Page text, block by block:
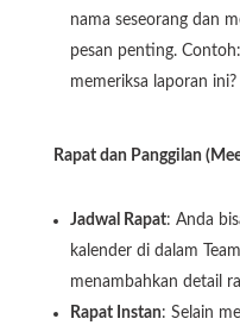
nama seseorang dan
pesan penting.
memeriksa laporan ini?
Rapat dan Panggilan
Jadwal Rapat: Anda
kalender di dalam
menambahkan detail
Rapat Instan: Selain